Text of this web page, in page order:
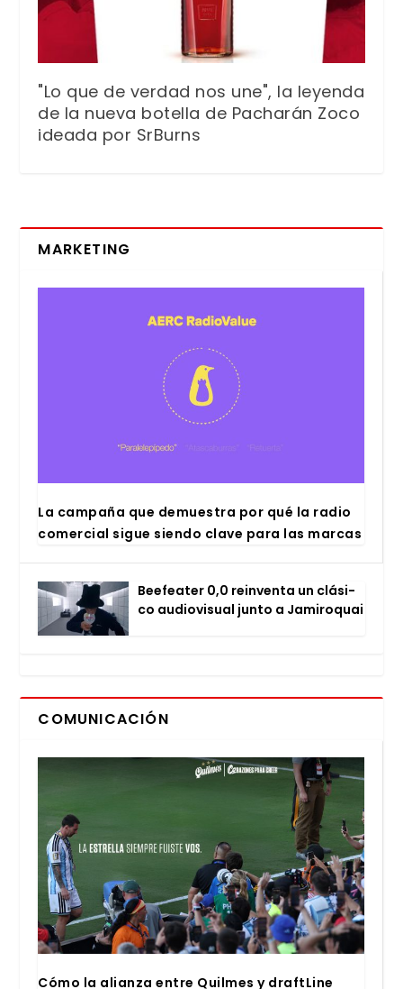
"Lo que de verdad nos une", la leyenda
de la nueva botella de Pacharán Zoco
ideada por SrBurns
MARKETING
La cam­pa­ña que demues­tra por qué la radio
comer­cial sigue sien­do cla­ve para las mar­cas
Bee­fea­ter 0,0 rein­ven­ta un clá­si­
co audio­vi­sual jun­to a Jami­ro­quai
COMUNICACIÓN
Cómo la alian­za entre Quil­mes y draftLi­ne